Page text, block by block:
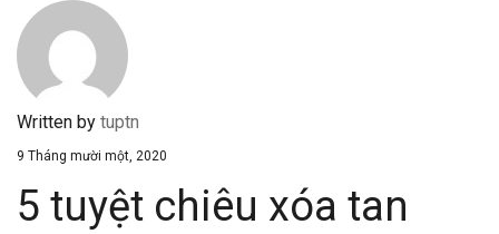
Written by tuptn
9 Tháng mười một, 2020
5 tuyệt chiêu xóa tan